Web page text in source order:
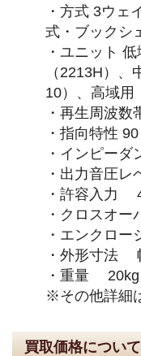
・方式 3ウェ
式・ブックシ
・ユニット
（2213H）
10）、高域用
・再生周波
・指向特性
・インピー
・出力音圧
・許容入力
・クロスオ
・エンクロ
・外形寸法
・重量 20kg
※その他詳細
買取価格について